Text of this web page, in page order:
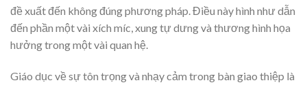
đề xuất đến không đúng phương pháp. Điều này hình như dẫn
đến phần một vài xích míc, xung tự dưng và thương hình họa
hưởng trong một vài quan hệ.
Giáo dục về sự tôn trọng và nhạy cảm trong bàn giao thiệp là